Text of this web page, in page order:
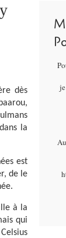
dès
la
est
de le
à la
qui